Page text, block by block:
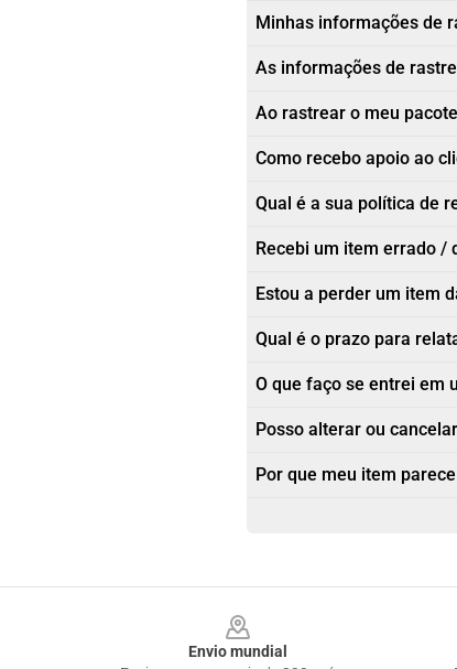
Minhas informações de
As informações de
Ao rastrear o meu
Como recebo apoio ao
Qual é a sua política de
Recebi um item errado /
Estou a perder um item
Qual é o prazo para
O que faço se entrei em
Posso alterar ou
Por que meu item
Envio mundial